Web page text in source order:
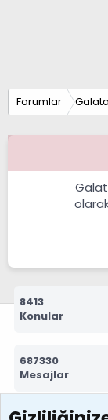
Forumlar
8413
Konular
687330
Mesajlar